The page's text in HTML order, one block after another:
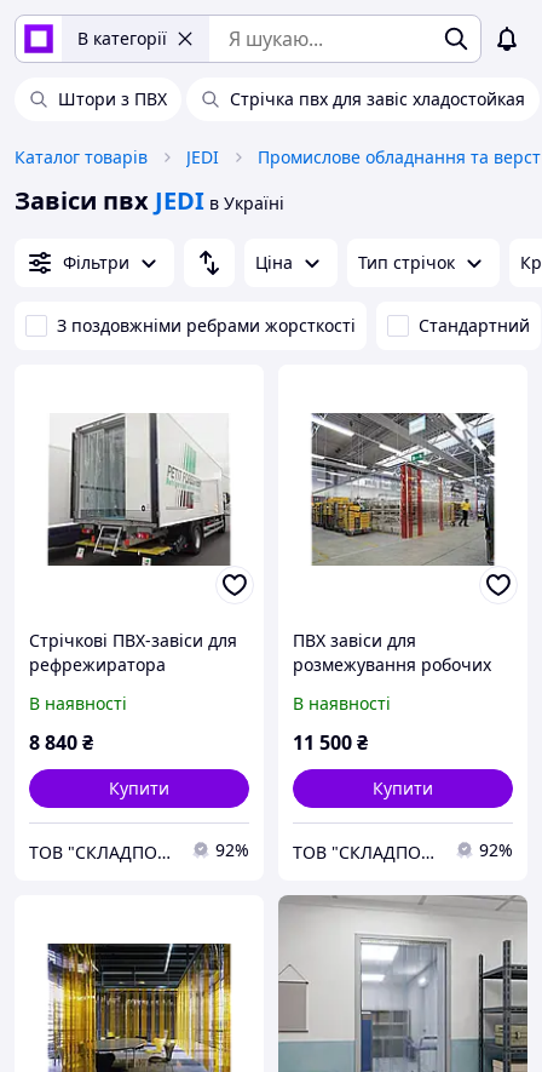
В категорії
Штори з ПВХ Стрічка пвх для завіс хладостойкая
Каталог товарів JEDI
Завіси пвх JEDI в Україні
Фільтри Ціна Тип стрічок
З поздовжніми ребрами жорсткості Стандартний
Стрічкові ПВХ-завіси для
рефрежиратора
В наявності
8 840₴
Купити
ТОВ "СКЛАДПОСТАЧСЕРВІС" 92%
ПВХ завіси для
розмежування робочих
В наявності
11 500₴
Купити
ТОВ "СКЛАДПОСТАЧСЕРВІС" 92%